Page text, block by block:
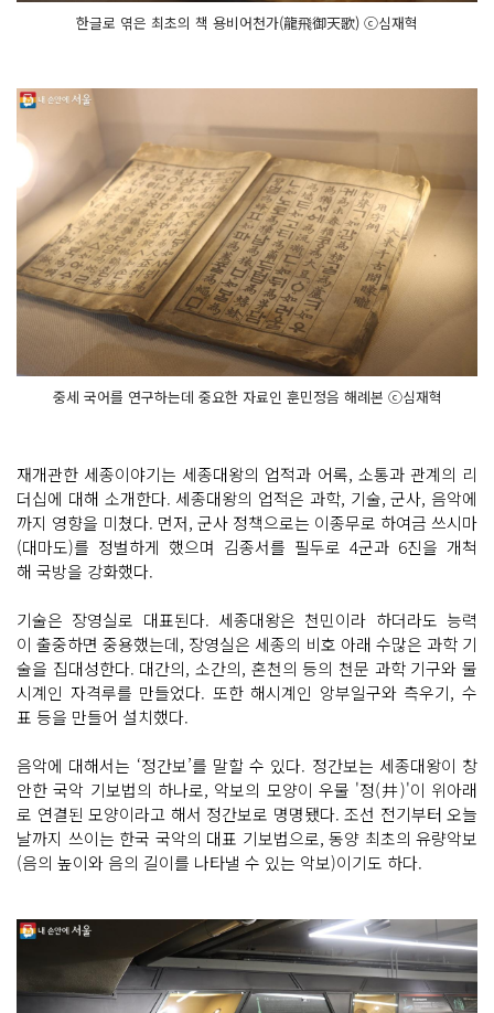
한글로 엮은 최초의 책 용비어천가(龍飛御天歌) ⓒ심재혁
중세 국어를 연구하는데 중요한 자료인 훈민정음 해례본 ⓒ심재혁
재개관한 세종이야기는 세종대왕의 업적과 어록, 소통과 관계의 리
더십에 대해 소개한다. 세종대왕의 업적은 과학, 기술, 군사, 음악에
까지 영향을 미쳤다. 먼저, 군사 정책으로는 이종무로 하여금 쓰시마
(대마도)를 정벌하게 했으며 김종서를 필두로 4군과 6진을 개척
해 국방을 강화했다.
기술은 장영실로 대표된다. 세종대왕은 천민이라 하더라도 능력
이 출중하면 중용했는데, 장영실은 세종의 비호 아래 수많은 과학 기
술을 집대성한다. 대간의, 소간의, 혼천의 등의 천문 과학 기구와 물
시계인 자격루를 만들었다. 또한 해시계인 앙부일구와 측우기, 수
표 등을 만들어 설치했다.
음악에 대해서는 ‘정간보’를 말할 수 있다. 정간보는 세종대왕이 창
안한 국악 기보법의 하나로, 악보의 모양이 우물 '정(井)'이 위아래
로 연결된 모양이라고 해서 정간보로 명명됐다. 조선 전기부터 오늘
날까지 쓰이는 한국 국악의 대표 기보법으로, 동양 최초의 유량악보
(음의 높이와 음의 길이를 나타낼 수 있는 악보)이기도 하다.